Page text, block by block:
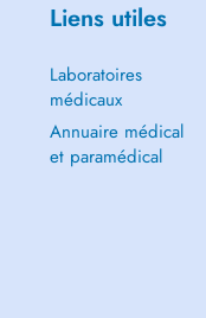
Liens utiles
Laboratoires
médicaux
Annuaire médical
et paramédical